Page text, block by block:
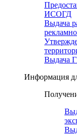
ИСОГД
Выдача
Выдача
Информация